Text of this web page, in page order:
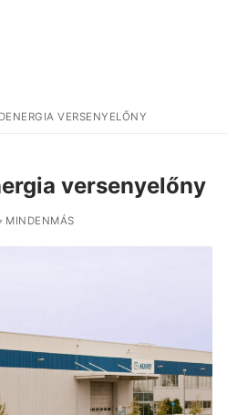
VERSENYELŐNY
versenyelőny
MINDENMÁS